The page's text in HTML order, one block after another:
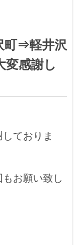
町⇒軽井沢
変感謝し
ておりま
お願い致し